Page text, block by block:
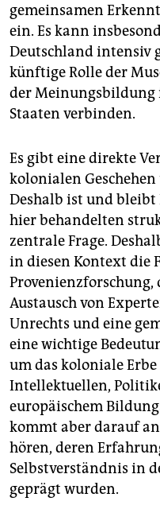
gemeinsamen
ein. Es kann
Deutschland intensiv
künftige Rolle der
der Meinungsbildung
Staaten verbinden.
Es gibt eine direkte
kolonialen
Deshalb ist und bleibt
hier behandelten
zentrale Frage.
in diesen Kontext die
Provenienzforschung,
Austausch von
Unrechts und eine
eine wichtige
um das koloniale
Intellektuellen,
europäischem
kommt aber darauf
hören, deren
Selbstverständnis in
geprägt wurden.